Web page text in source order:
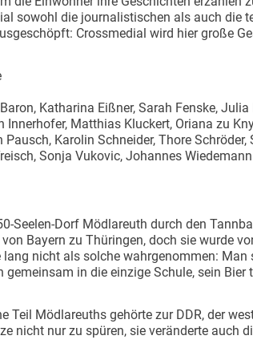
sowohl die journalistischen als auch die
Crossmedial wird hier große
Katharina Eißner, Sarah Fenske, Julia
Innerhofer, Matthias Kluckert, Oriana zu
Karolin Schneider, Thore Schröder,
Sonja Vukovic, Johannes
Seelen-Dorf Mödlareuth durch den
Bayern zu Thüringen, doch sie wurde
nicht als solche wahrgenommen: Man
gemeinsam in die einzige Schule, sein Bier
Teil Mödlareuths gehörte zur DDR, der
nicht nur zu spüren, sie veränderte auch